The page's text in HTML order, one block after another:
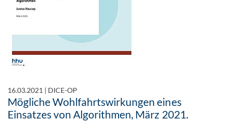
16.03.2021 | DICE-OP
Mögliche Wohlfahrtswirkungen eines
Einsatzes von Algorithmen, März 2021.